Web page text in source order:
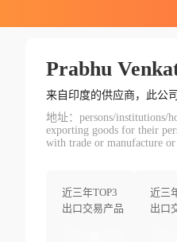
Prabhu
来自印度的供应商，此公
地址：persons/institutions/
exporting goods for their
with trade or manufacture
近三年TOP3
出口交易产品
近三
出口